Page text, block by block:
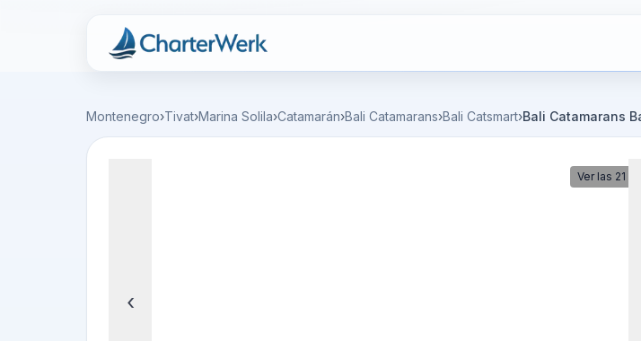
Charterwerk
Montenegro›Tivat›Marina Solila›Catamarán›Bali Catamarans›Bali Catsmart›Bali Catamarans
Ver las 21
‹